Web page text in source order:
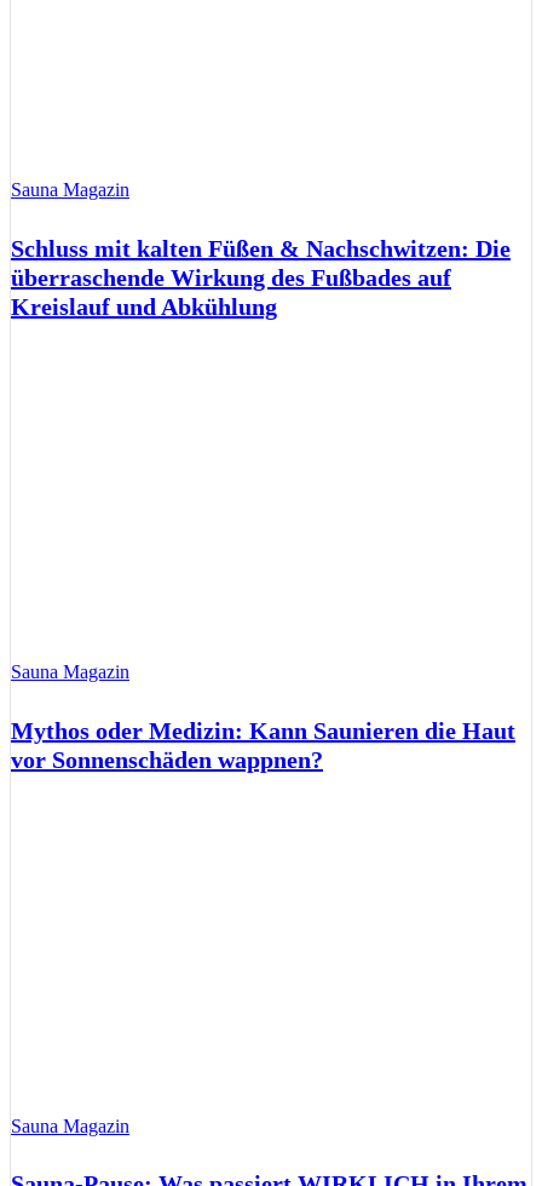
Sauna Magazin
Schluss mit kalten Füßen & Nachschwitzen: Die
überraschende Wirkung des Fußbades auf
Kreislauf und Abkühlung
Sauna Magazin
Mythos oder Medizin: Kann Saunieren die Haut
vor Sonnenschäden wappnen?
Sauna Magazin